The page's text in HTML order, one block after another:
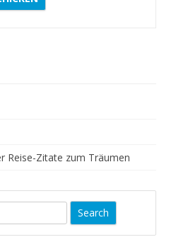
Reise-Zitate zum Träumen